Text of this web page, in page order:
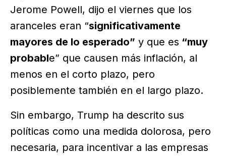
Jerome Powell, dijo el viernes que los
aranceles eran “significativamente
mayores de lo esperado” y que es “muy
probable” que causen más inflación, al
menos en el corto plazo, pero
posiblemente también en el largo plazo.
Sin embargo, Trump ha descrito sus
políticas como una medida dolorosa, pero
necesaria, para incentivar a las empresas